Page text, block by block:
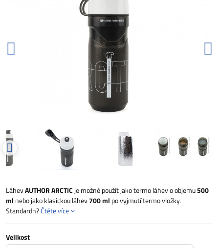
LáhevAUTHOR ARCTIC je možné použít jako termo láhev o objemu500
ml nebo jako klasickou láhev700 ml po vyjmutí termo vložky.
Standardn?Čtěte více
Velikost